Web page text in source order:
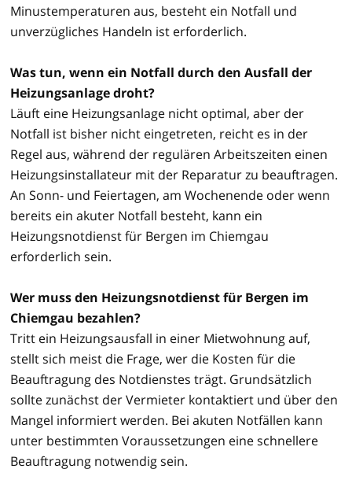
Minustemperaturen aus, besteht ein Notfall und
unverzügliches Handeln ist erforderlich.
Was tun, wenn ein Notfall durch den Ausfall der
Heizungsanlage droht?
Läuft eine Heizungsanlage nicht optimal, aber der
Notfall ist bisher nicht eingetreten, reicht es in der
Regel aus, während der regulären Arbeitszeiten einen
Heizungsinstallateur mit der Reparatur zu beauftragen.
An Sonn- und Feiertagen, am Wochenende oder wenn
bereits ein akuter Notfall besteht, kann ein
Heizungsnotdienst für Bergen im Chiemgau
erforderlich sein.
Wer muss den Heizungsnotdienst für Bergen im
Chiemgau bezahlen?
Tritt ein Heizungsausfall in einer Mietwohnung auf,
stellt sich meist die Frage, wer die Kosten für die
Beauftragung des Notdienstes trägt. Grundsätzlich
sollte zunächst der Vermieter kontaktiert und über den
Mangel informiert werden. Bei akuten Notfällen kann
unter bestimmten Voraussetzungen eine schnellere
Beauftragung notwendig sein.